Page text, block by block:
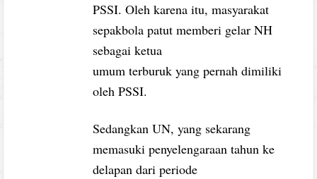
PSSI. Oleh karena itu, masyarakat
sepakbola patut memberi gelar NH
sebagai ketua
umum terburuk yang pernah dimiliki
oleh PSSI.
Sedangkan UN, yang sekarang
memasuki penyelengaraan tahun ke
delapan dari periode